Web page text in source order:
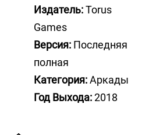
Издатель:Torus
Games
Версия: Последняя
полная
Категория:Аркады
Год Выхода:2018